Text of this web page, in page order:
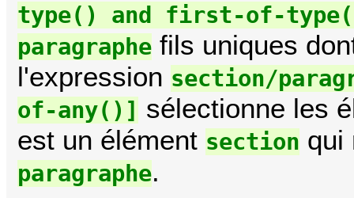
type() and first-of-
paragraphe fils uniques
l'expression section/
of-any()] sélectionne les
est un élément section qui
paragraphe.